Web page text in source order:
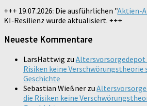
+++ 19.07.2026: Die ausführlichen "Aktien-
KI-Resilienz wurde aktualisiert. +++
Neueste Kommentare
LarsHattwig zu Altersvorsorgedepot
Risiken keine Verschwörungstheorie
Geschichte
Sebastian Wießner zu
die Risiken keine